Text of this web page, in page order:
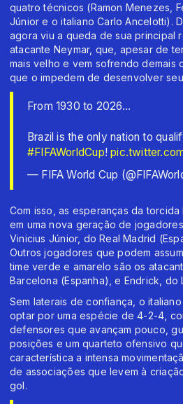
quatro técnicos (Ramon Menezes,
Júnior e o italiano Carlo Ancelotti).
agora viu a queda de sua principal
atacante Neymar, que, apesar de
mais velho e vem sofrendo demais
que o impedem de desenvolver
From 1930 to 2026...
Brazil is the only nation to
#FIFAWorldCup!
— FIFA World Cup
Com isso, as esperanças da
em uma nova geração de
Vinicius Júnior, do Real Madrid
Outros jogadores que podem
time verde e amarelo são os
Barcelona (Espanha), e Endrick, do
Sem laterais de confiança, o
optar por uma espécie de 4-2-4,
defensores que avançam pouco,
posições e um quarteto ofensivo
característica a intensa
de associações que levem à
gol.